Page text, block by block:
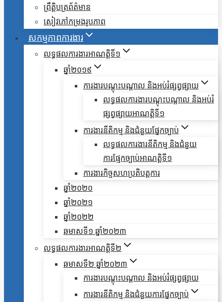
ព្រឹត្តិបត្រព័ត៌មាន
សៀវភៅកម្រងរូបភាព
សកម្មភាពការងារ
លទ្ធផលការងារអាណត្តិទី១
ឆ្នាំ២០១៩
ការងារបណ្តុះបណ្តាល និងអប់រំផ្សព្វផ្សាយ
លទ្ធផលការងារបណ្តុះបណ្តាល និងអប់រំ
ផ្សព្វផ្សាយអាណត្តិទី១
ការងារនីតិកម្ម និងជំនួយផ្នែកច្បាប់
លទ្ធផលការងារនីតិកម្ម និងជំនួយ
ការផ្មែកច្បាប់អាណត្តិទី១
ការងារកិច្ចសហប្រតិបត្តការ
ឆ្នាំ២០២០
ឆ្នាំ២០២១
ឆ្នាំ២០២២
ឆមាសទី១ ឆ្នាំ២០២៣
លទ្ធផលការងារអាណត្តិទី២
ឆមាសទី២ ឆ្នាំ២០២៣
ការងារបណ្តុះបណ្តាល និងអប់រំផ្សព្វផ្សាយ
ការងារនីតិកម្ម និងជំនួយការផ្នែកច្បាប់